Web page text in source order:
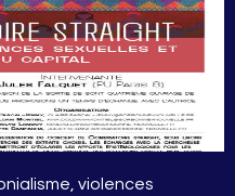
violences